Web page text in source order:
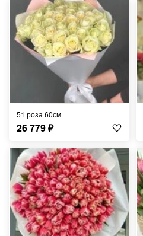
51 роза 60см
26 779₽